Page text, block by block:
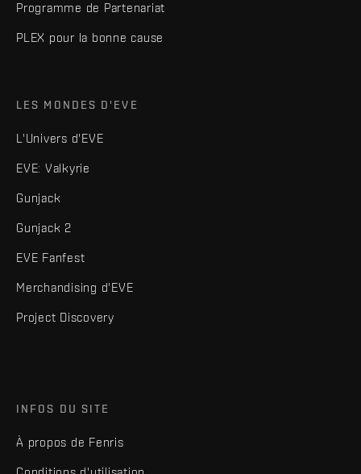
Programme de Partenariat
PLEX pour la bonne cause
LES MONDES D'EVE
L'Univers d'EVE
EVE: Valkyrie
Gunjack
Gunjack 2
EVE Fanfest
Merchandising d'EVE
Project Discovery
INFOS DU SITE
À propos de Fenris